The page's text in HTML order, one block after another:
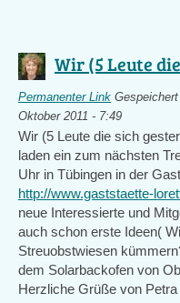
Wir (5 Leute
Permanenter Link
Oktober 2011 - 7:49
Wir (5 Leute die sich
laden ein zum nächsten
Uhr in Tübingen in der
http://www.gaststaette-
neue Interessierte und
auch schon erste Ideen(
Streuobstwiesen
dem Solarbackofen von
Herzliche Grüße von Petra